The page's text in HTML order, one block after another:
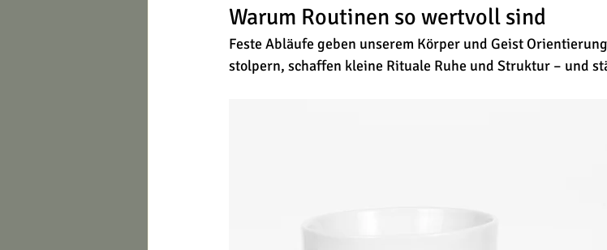
Warum Routinen so wertvoll sind
Feste Abläufe geben unserem Körper und Geist
stolpern, schaffen kleine Rituale Ruhe und Struktur – und